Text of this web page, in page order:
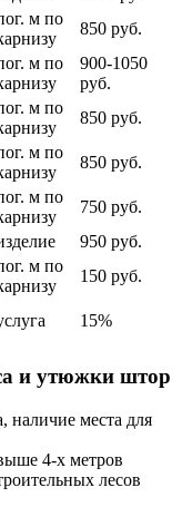
м по
850 руб.
м по
900-1050
руб.
м по
850 руб.
м по
850 руб.
м по
750 руб.
950 руб.
м по
150 руб.
15%
и утюжки штор
наличие места для
4-х метров
лесов